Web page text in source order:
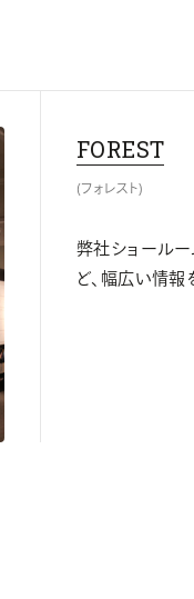
FOREST
(フォレスト)
弊社ショールー
ど、幅広い情報